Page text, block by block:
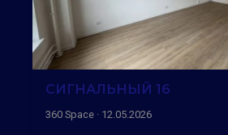
СИГНАЛЬНЫЙ 16
360 Space · 12.05.2026